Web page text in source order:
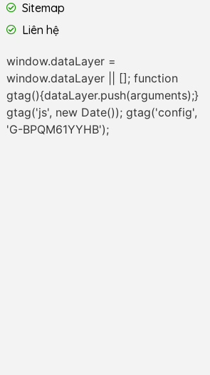
Sitemap
Liên hệ
window.dataLayer =
window.dataLayer || []; function
gtag(){dataLayer.push(arguments);}
gtag('js', new Date()); gtag('config',
'G-BPQM61YYHB');